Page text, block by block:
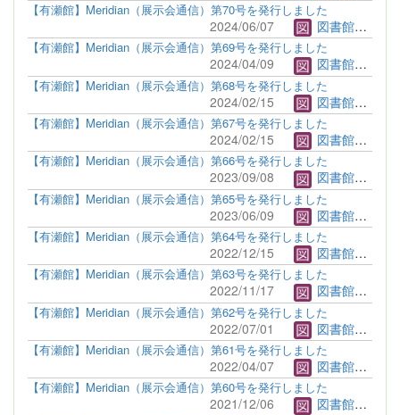
【有瀬館】Meridian（展示会通信）第70号を発行しました
2024/06/07 図書館管理者
【有瀬館】Meridian（展示会通信）第69号を発行しました
2024/04/09 図書館管理者
【有瀬館】Meridian（展示会通信）第68号を発行しました
2024/02/15 図書館管理者
【有瀬館】Meridian（展示会通信）第67号を発行しました
2024/02/15 図書館管理者
【有瀬館】Meridian（展示会通信）第66号を発行しました
2023/09/08 図書館管理者
【有瀬館】Meridian（展示会通信）第65号を発行しました
2023/06/09 図書館管理者
【有瀬館】Meridian（展示会通信）第64号を発行しました
2022/12/15 図書館管理者
【有瀬館】Meridian（展示会通信）第63号を発行しました
2022/11/17 図書館管理者
【有瀬館】Meridian（展示会通信）第62号を発行しました
2022/07/01 図書館管理者
【有瀬館】Meridian（展示会通信）第61号を発行しました
2022/04/07 図書館管理者
【有瀬館】Meridian（展示会通信）第60号を発行しました
2021/12/06 図書館管理者